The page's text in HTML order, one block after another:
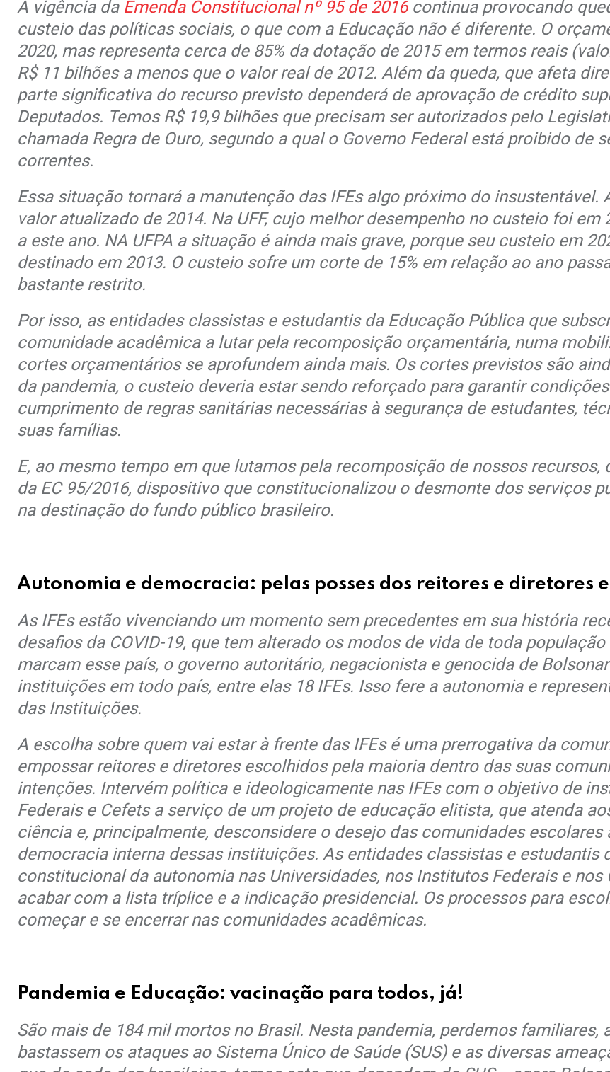
A vigência da Emenda Constitucional nº 95 de 2016continua provocando
custeio das políticas sociais, o que com a Educação não é diferente. O
2020, mas representa cerca de 85% da dotação de 2015 em termos reais
R$ 11 bilhões a menos que o valor real de 2012. Além da queda, que afeta
parte significativa do recurso previsto dependerá de aprovação de crédito
Deputados. Temos R$ 19,9 bilhões que precisam ser autorizados pelo
chamada Regra de Ouro, segundo a qual o Governo Federal está proibido de
correntes.
Essa situação tornará a manutenção das IFEs algo próximo do insustentável.
valor atualizado de 2014. Na UFF, cujo melhor desempenho no custeio foi em
a este ano. NA UFPA a situação é ainda mais grave, porque seu custeio em
destinado em 2013. O custeio sofre um corte de 15% em relação ao ano
bastante restrito.
Por isso, as entidades classistas e estudantis da Educação Pública que
comunidade acadêmica a lutar pela recomposição orçamentária, numa
cortes orçamentários se aprofundem ainda mais. Os cortes previstos são
da pandemia, o custeio deveria estar sendo reforçado para garantir
cumprimento de regras sanitárias necessárias à segurança de estudantes,
suas famílias.
E, ao mesmo tempo em que lutamos pela recomposição de nossos
da EC 95/2016, dispositivo que constitucionalizou o desmonte dos serviços
na destinação do fundo público brasileiro.
Autonomia e democracia: pelas posses dos reitores e diretores
As IFEs estão vivenciando um momento sem precedentes em sua história
desafios da COVID-19, que tem alterado os modos de vida de toda
marcam esse país, o governo autoritário, negacionista e genocida de
instituições em todo país, entre elas 18 IFEs. Isso fere a autonomia e
das Instituições.
A escolha sobre quem vai estar à frente das IFEs é uma prerrogativa da
empossar reitores e diretores escolhidos pela maioria dentro das suas
intenções. Intervém política e ideologicamente nas IFEs com o objetivo de
Federais e Cefets a serviço de um projeto de educação elitista, que atenda
ciência e, principalmente, desconsidere o desejo das comunidades
democracia interna dessas instituições. As entidades classistas e estudantis
constitucional da autonomia nas Universidades, nos Institutos Federais e
acabar com a lista tríplice e a indicação presidencial. Os processos para
começar e se encerrar nas comunidades acadêmicas.
Pandemia e Educação: vacinação para todos, já!
São mais de 184 mil mortos no Brasil. Nesta pandemia, perdemos familiares,
bastassem os ataques ao Sistema Único de Saúde (SUS) e as diversas